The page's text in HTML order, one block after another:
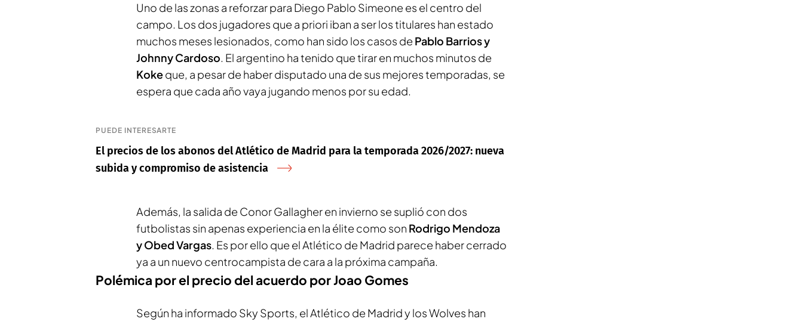
Uno de las zonas a reforzar para Diego Pablo Simeone es el centro del
campo. Los dos jugadores que a priori iban a ser los titulares han estado
muchos meses lesionados, como han sido los casos de Pablo Barrios y
Johnny Cardoso. El argentino ha tenido que tirar en muchos minutos de
Kokeque, a pesar de haber disputado una de sus mejores temporadas, se
espera que cada año vaya jugando menos por su edad.
PUEDE INTERESARTE
El precios de los abonos del Atlético de Madrid para la temporada 2026/2027: nueva
subida y compromiso de asistencia
Además, la salida de Conor Gallagher en invierno se suplió con dos
futbolistas sin apenas experiencia en la élite como son Rodrigo Mendoza
y Obed Vargas. Es por ello que el Atlético de Madrid parece haber cerrado
ya a un nuevo centrocampista de cara a la próxima campaña.
Polémica por el precio del acuerdo por Joao Gomes
Según ha informado Sky Sports, el Atlético de Madrid y los Wolves han